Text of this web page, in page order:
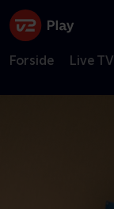
Forside Live TV